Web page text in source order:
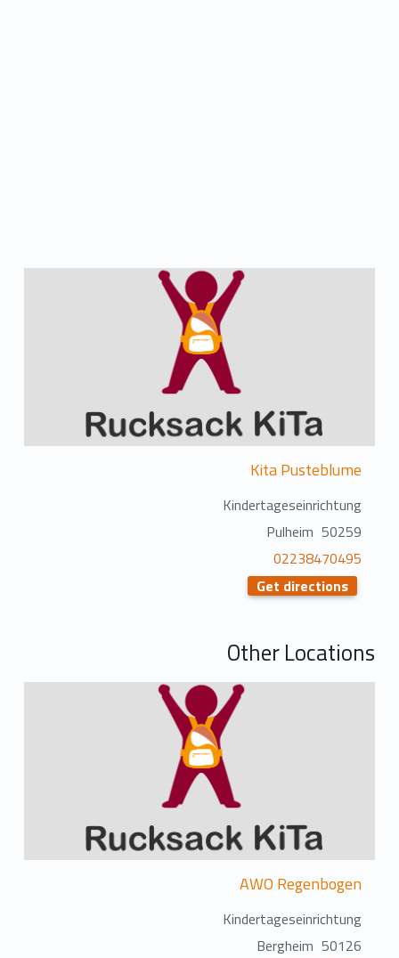
Kita Pusteblume
Kindertageseinrichtung
50259 Pulheim
02238470495
Get directions
Other Locations
AWO Regenbogen
Kindertageseinrichtung
50126 Bergheim